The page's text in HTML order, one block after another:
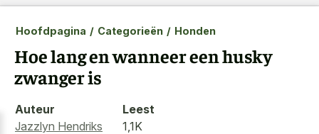
Hoofdpagina / Categorieën / Honden
Hoe lang en wanneer een husky
zwanger is
Auteur
Jazzlyn Hendriks
Leest
1,1K